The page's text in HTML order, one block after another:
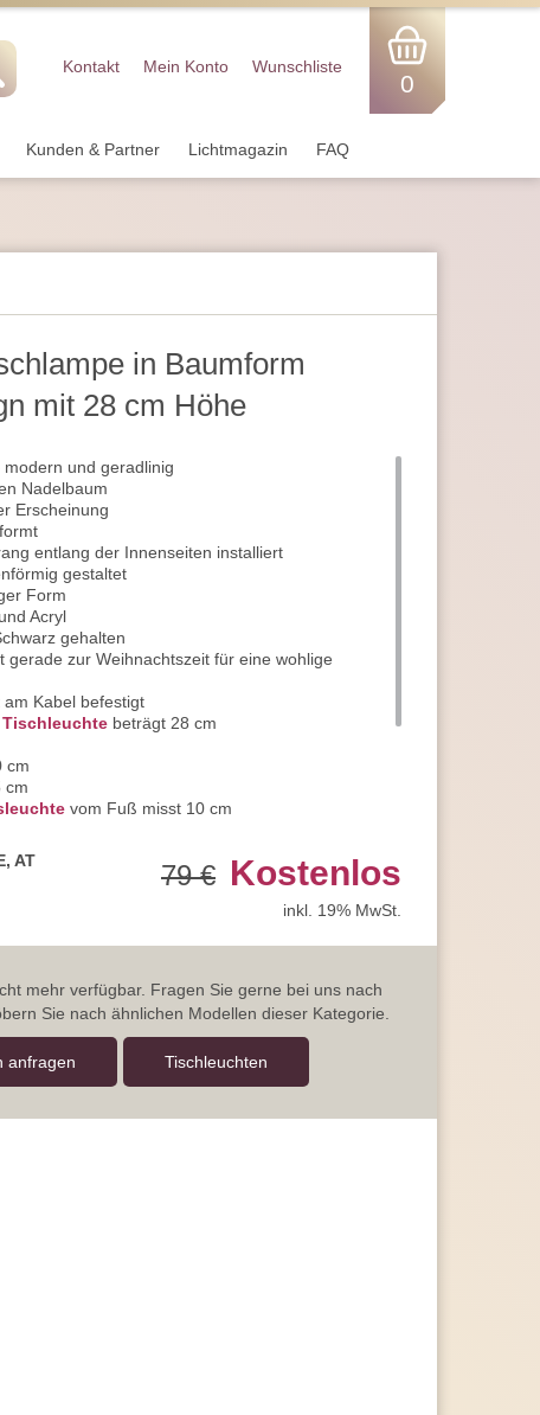
Kontakt Mein Konto Wunschliste
0
Kunden & Partner Lichtmagazin FAQ
in Baumform
mit 28 cm Höhe
modern und geradlinig
Nadelbaum
Erscheinung
entlang der Innenseiten installiert
gestaltet
Form
Acryl
gehalten
gerade zur Weihnachtszeit für eine wohlige
am Kabel befestigt
beträgt 28 cm
cm
cm
vom Fuß misst 10 cm
120 cm
A+
AT
79 € Kostenlos
inkl. 19% MwSt.
mehr verfügbar. Fragen Sie gerne bei uns nach
Sie nach ähnlichen Modellen dieser Kategorie.
anfragen Tisch­leuchten